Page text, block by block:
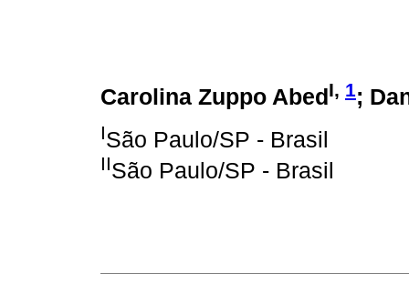
Carolina Zuppo AbedI, 1;
ISão Paulo/SP - Brasil
IISão Paulo/SP - Brasil